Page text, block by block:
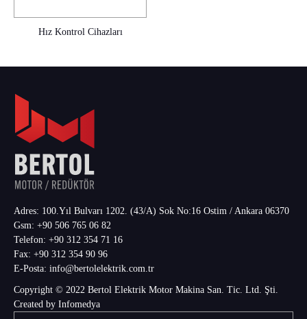
Hız Kontrol Cihazları
Adres: 100.Yıl Bulvarı 1202. (43/A) Sok No:16 Ostim / Ankara 06370
Gsm: +90 506 765 06 82
Telefon: +90 312 354 71 16
Fax: +90 312 354 90 96
E-Posta: info@bertolelektrik.com.tr
Copyright © 2022 Bertol Elektrik Motor Makina San. Tic. Ltd. Şti.
Created by Infomedya